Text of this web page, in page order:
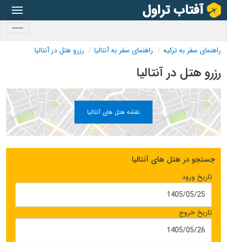
راهنمای سفر به ترکیه راهنمای سفر به آنتالیا رزرو هتل در آنتالیا
رزرو هتل در آنتالیا
نقشه هتل های آنتالیا
جستجو در هتل های آنتالیا
تاریخ ورود
تاریخ خروج